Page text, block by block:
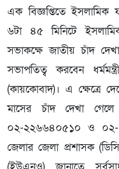
এক বিজ্ঞপ্তিতে ইসলামিক
৬টা ৪৫ মিনিটে
সভাকক্ষে জাতীয় চাঁদ
সভাপতিত্ব করবেন
(কায়কোবাদ)। এ ক্ষেত্রে
মাসের চাঁদ দেখা
০২-২২৬৬৪০৫১০ ও ০২-
জেলার জেলা প্রশাসক